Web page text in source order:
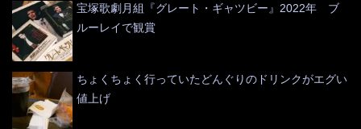
宝塚歌劇月組『グレート・ギャツビー』2022年 ブ
ルーレイで観賞
ちょくちょく行っていたどんぐりのドリンクがエグい
値上げ